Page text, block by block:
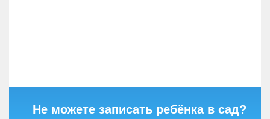
Не можете записать ребёнка в сад?